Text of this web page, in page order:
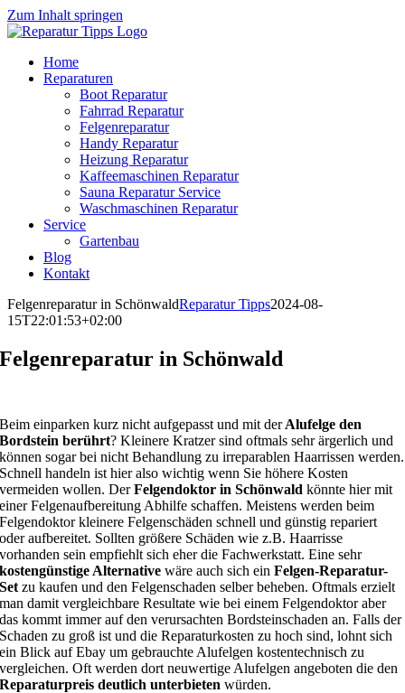
Zum Inhalt springen
Home
Reparaturen
Boot Reparatur
Fahrrad Reparatur
Felgenreparatur
Handy Reparatur
Heizung Reparatur
Kaffeemaschinen Reparatur
Sauna Reparatur Service
Waschmaschinen Reparatur
Service
Gartenbau
Blog
Kontakt
Felgenreparatur in SchönwaldReparatur Tipps2024-08-
15T22:01:53+02:00
Felgenreparatur in Schönwald
Beim einparken kurz nicht aufgepasst und mit derAlufelge den
Bordstein berührt? Kleinere Kratzer sind oftmals sehr ärgerlich und
können sogar bei nicht Behandlung zu irreparablen Haarrissen werden.
Schnell handeln ist hier also wichtig wenn Sie höhere Kosten
vermeiden wollen. DerFelgendoktor in Schönwald könnte hier mit
einer Felgenaufbereitung Abhilfe schaffen. Meistens werden beim
Felgendoktor kleinere Felgenschäden schnell und günstig repariert
oder aufbereitet. Sollten größere Schäden wie z.B. Haarrisse
vorhanden sein empfiehlt sich eher die Fachwerkstatt. Eine sehr
kostengünstige Alternative wäre auch sich einFelgen-Reparatur-
Set zu kaufen und den Felgenschaden selber beheben. Oftmals erzielt
man damit vergleichbare Resultate wie bei einem Felgendoktor aber
das kommt immer auf den verursachten Bordsteinschaden an. Falls der
Schaden zu groß ist und die Reparaturkosten zu hoch sind, lohnt sich
ein Blick auf Ebay um gebrauchte Alufelgen kostentechnisch zu
vergleichen. Oft werden dort neuwertige Alufelgen angeboten die den
Reparaturpreis deutlich unterbieten würden.